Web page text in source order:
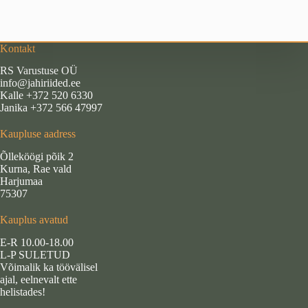
Kontakt
RS Varustuse OÜ
info@jahiriided.ee
Kalle +372 520 6330
Janika +372 566 47997
Kaupluse aadress
Õlleköögi põik 2
Kurna, Rae vald
Harjumaa
75307
Kauplus avatud
E-R 10.00-18.00
L-P SULETUD
Võimalik ka töövälisel
ajal, eelnevalt ette
helistades!